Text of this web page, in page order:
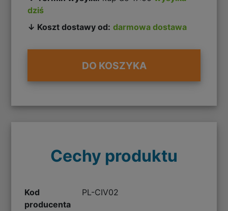
dziś
↓ Koszt dostawy od: darmowa dostawa
DO KOSZYKA
Cechy produktu
Kod
producenta
PL-CIV02